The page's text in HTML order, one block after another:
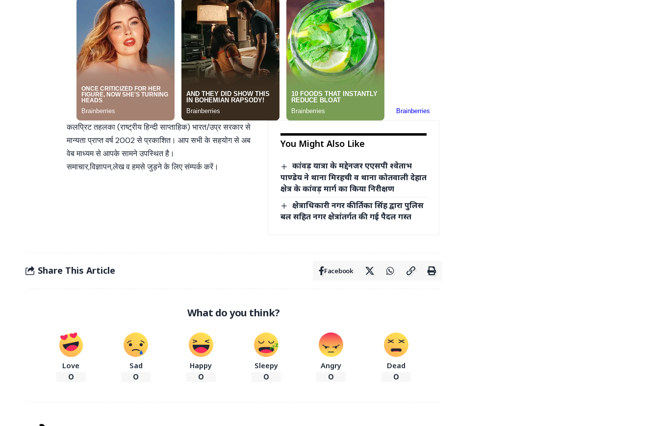
You Might Also Like
कांवड़ यात्रा के मद्देनजर एएसपी श्वेताभ
पाण्डेय ने थाना मिरहची व थाना कोतवाली देहात
क्षेत्र के कांवड़ मार्ग का किया निरीक्षण
क्षेत्राधिकारी नगर कीर्तिका सिंह द्वारा पुलिस
बल सहित नगर क्षेत्रांतर्गत की गई पैदल गस्त
कलप्रिट तहलका (राष्ट्रीय हिन्दी साप्ताहिक) भारत/उप्र सरकार से
मान्यता प्राप्त वर्ष 2002 से प्रकाशित। आप सभी के सहयोग से अब
वेब माध्यम से आपके सामने उपस्थित है।
समाचार,विज्ञापन,लेख व हमसे जुड़ने के लिए संम्पर्क करें।
Share This Article Facebook
What do you think?
Love
0
Sad
0
Happy
0
Sleepy
0
Angry
0
Dead
0